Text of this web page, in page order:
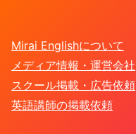
Mirai Englishについて
メディア情報・運営会社
スクール掲載・広告依頼
英語講師の掲載依頼